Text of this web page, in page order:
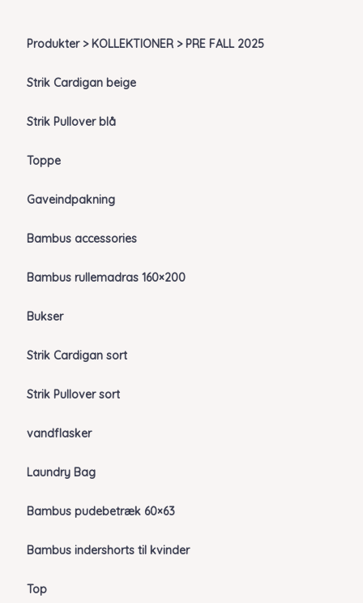
Produkter > KOLLEKTIONER > PRE FALL 2025
Strik Cardigan beige
Strik Pullover blå
Toppe
Gaveindpakning
Bambus accessories
Bambus rullemadras 160×200
Bukser
Strik Cardigan sort
Strik Pullover sort
vandflasker
Laundry Bag
Bambus pudebetræk 60×63
Bambus indershorts til kvinder
Top